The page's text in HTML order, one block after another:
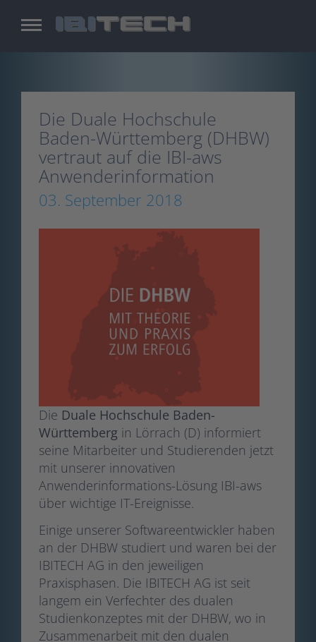
Die Duale Hochschule
Baden-Württemberg (DHBW)
vertraut auf die IBI-aws
Anwenderinformation
03. September 2018
Die Duale Hochschule Baden-
Württemberg in Lörrach (D) informiert
seine Mitarbeiter und Studierenden jetzt
mit unserer innovativen
Anwenderinformations-Lösung IBI-aws
über wichtige IT-Ereignisse.
Einige unserer Softwareentwickler haben
an der DHBW studiert und waren bei der
IBITECH AG in den jeweiligen
Praxisphasen. Die IBITECH AG ist seit
langem ein Verfechter des dualen
Studienkonzeptes mit der DHBW, wo in
Zusammenarbeit mit den dualen